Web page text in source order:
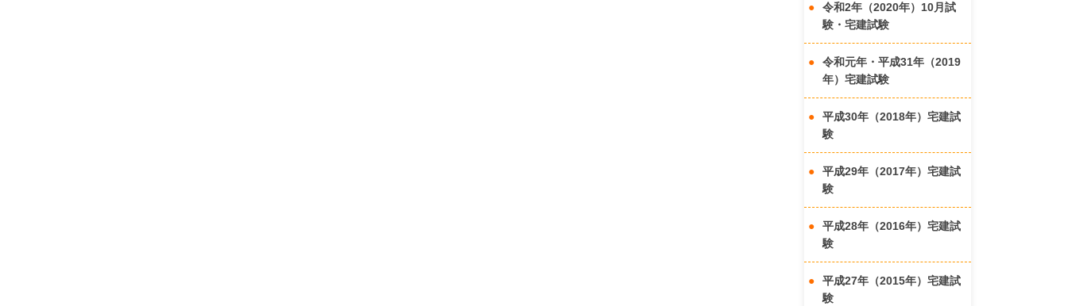
令和2年（2020年）10月試
験・宅建試験
令和元年・平成31年（2019
年）宅建試験
平成30年（2018年）宅建試
験
平成29年（2017年）宅建試
験
平成28年（2016年）宅建試
験
平成27年（2015年）宅建試
験